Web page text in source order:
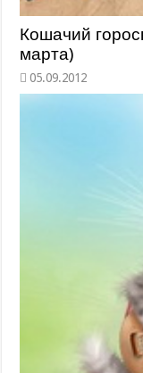
Кошачий
марта)